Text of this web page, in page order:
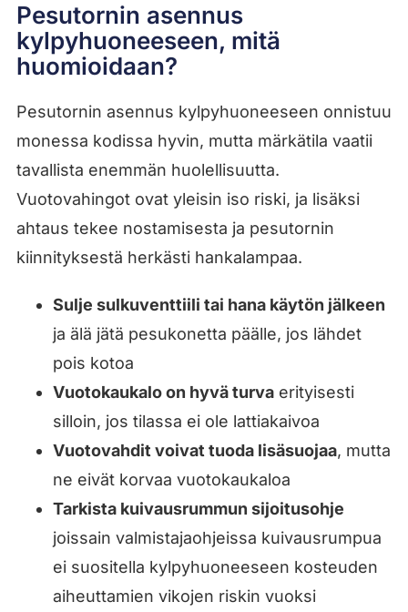
Pesutornin asennus
kylpyhuoneeseen, mitä
huomioidaan?
Pesutornin asennus kylpyhuoneeseen onnistuu
monessa kodissa hyvin, mutta märkätila vaatii
tavallista enemmän huolellisuutta.
Vuotovahingot ovat yleisin iso riski, ja lisäksi
ahtaus tekee nostamisesta ja pesutornin
kiinnityksestä herkästi hankalampaa.
Sulje sulkuventtiili tai hana käytön jälkeen
ja älä jätä pesukonetta päälle, jos lähdet
pois kotoa
Vuotokaukalo on hyvä turvaerityisesti
silloin, jos tilassa ei ole lattiakaivoa
Vuotovahdit voivat tuoda lisäsuojaa, mutta
ne eivät korvaa vuotokaukaloa
Tarkista kuivausrummun sijoitusohje
joissain valmistajaohjeissa kuivausrumpua
ei suositella kylpyhuoneeseen kosteuden
aiheuttamien vikojen riskin vuoksi